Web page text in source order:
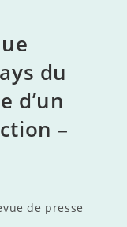
du
d’un
–
de presse